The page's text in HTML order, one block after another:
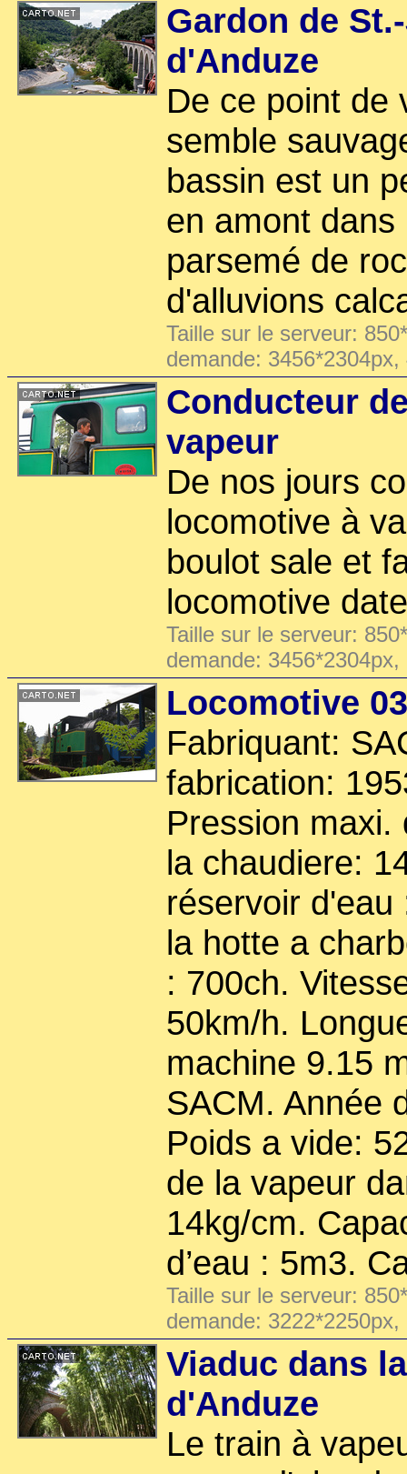
Gardon de
d'Anduze
De ce point de
semble
bassin est un
en amont
parsemé de
d'alluvions
Taille sur le serveur:
demande:
Conducteur
vapeur
De nos jours
locomotive à
boulot sale et
locomotive
Taille sur le serveur:
demande:
Locomotive
Fabriquant:
fabrication:
Pression maxi.
la chaudiere:
réservoir
la hotte a
: 700ch.
50km/h.
machine 9.15
SACM. Année
Poids a vide:
de la vapeur
14kg/cm.
d’eau : 5m3.
Taille sur le serveur:
demande:
Viaduc dans
d'Anduze
Le train à